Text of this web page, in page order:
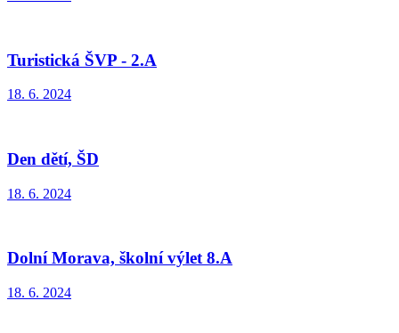
Turistická ŠVP - 2.A
18. 6. 2024
Den dětí, ŠD
18. 6. 2024
Dolní Morava, školní výlet 8.A
18. 6. 2024